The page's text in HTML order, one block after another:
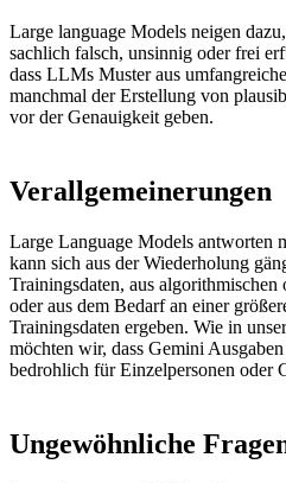
Large language Models neigen
sachlich falsch, unsinnig oder frei
dass LLMs Muster aus
manchmal der Erstellung von
vor der Genauigkeit geben.
Verallgemeinerungen
Large Language Models antworten
kann sich aus der Wiederholung
Trainingsdaten, aus
oder aus dem Bedarf an einer
Trainingsdaten ergeben. Wie in
möchten wir, dass Gemini
bedrohlich für Einzelpersonen oder
Ungewöhnliche